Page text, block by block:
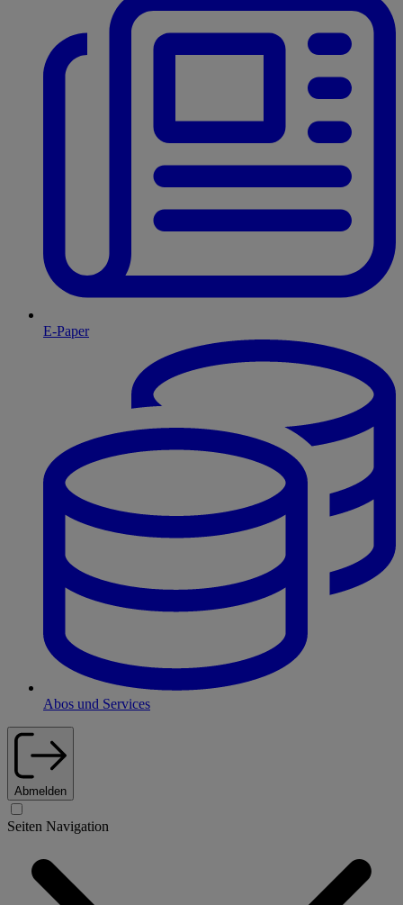
E-Paper
Abos und Services
Abmelden
Seiten Navigation